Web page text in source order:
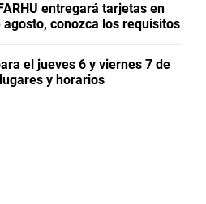
entregará tarjetas en
agosto, conozca los requisitos
el jueves 6 y viernes 7 de
y horarios